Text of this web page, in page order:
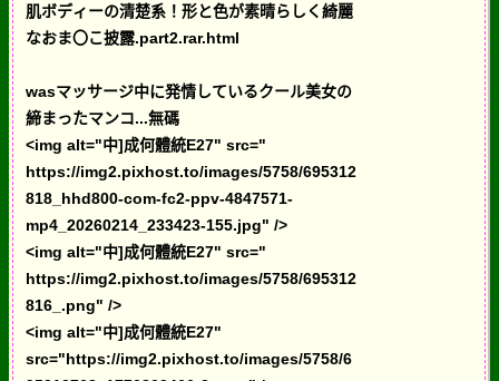
肌ボディーの清楚系！形と色が素晴らしく綺麗
なおま〇こ披露.part2.rar.html
wasマッサージ中に発情しているクール美女の
締まったマンコ...無碼
<img alt="中]成何體統E27" src="
https://img2.pixhost.to/images/5758/695312
818_hhd800-com-fc2-ppv-4847571-
mp4_20260214_233423-155.jpg" />
<img alt="中]成何體統E27" src="
https://img2.pixhost.to/images/5758/695312
816_.png" />
<img alt="中]成何體統E27"
src="https://img2.pixhost.to/images/5758/6